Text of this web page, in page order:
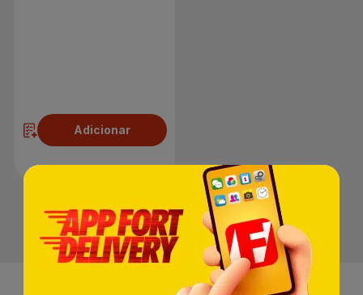
Adicionar